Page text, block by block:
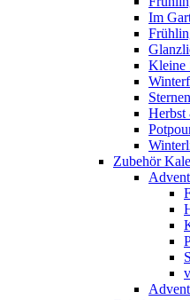
Im
Kleine
Herbst
Zubehör